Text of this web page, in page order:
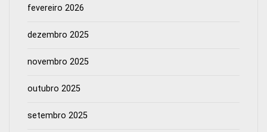
fevereiro 2026
dezembro 2025
novembro 2025
outubro 2025
setembro 2025